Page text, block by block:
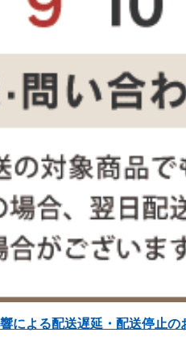
による配送遅延・配送停止の